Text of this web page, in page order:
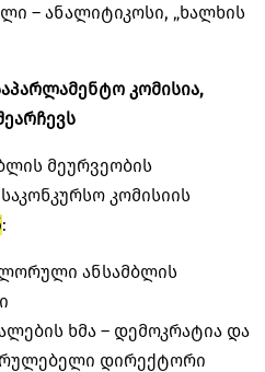
– ანალიტიკოსი, „ხალხის
კომისია,
მეურვეობის
კომისიის
:
ანსამბლის
ხმა – დემოკრატია და
დირექტორი